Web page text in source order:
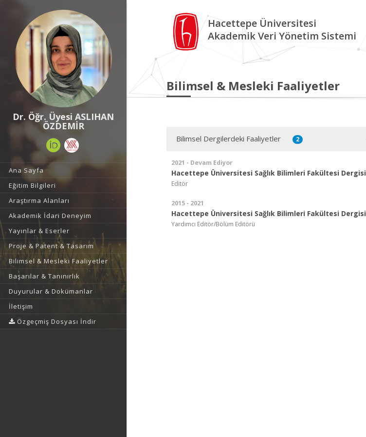
Dr. Öğr. Üyesi ASLIHAN
ÖZDEMİR
Ana Sayfa
Eğitim Bilgileri
Araştırma Alanları
Akademik İdari Deneyim
Yayınlar & Eserler
Proje & Patent & Tasarım
Bilimsel & Mesleki Faaliyetler
Başarılar & Tanınırlık
Duyurular & Dokümanlar
İletişim
Özgeçmiş Dosyası İndir
Hacettepe Üniversitesi
Akademik Veri Yönetim Sistemi
Bilimsel & Mesleki Faaliyetler
Bilimsel Dergilerdeki Faaliyetler 2
2021 - Devam Ediyor
Hacettepe Üniversitesi Sağlık Bilimleri Fakültesi Dergisi
Editör
2015 - 2021
Hacettepe Üniversitesi Sağlık Bilimleri Fakültesi Dergisi
Yardımcı Editör/Bölüm Editörü